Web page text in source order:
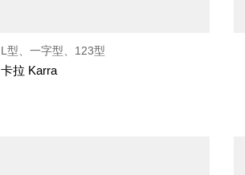
L型、一字型、123型
卡拉 Karra